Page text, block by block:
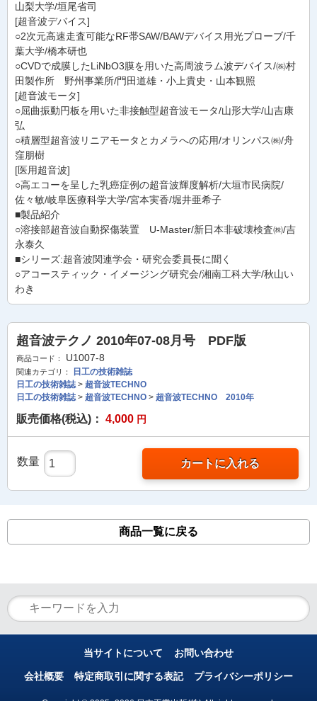
山梨大学/垣尾省司
[超音波デバイス]
○2次元高速走査可能なRF帯SAW/BAWデバイス用光プローブ/千
葉大学/橋本研也
○CVDで成膜したLiNbO3膜を用いた高周波ラム波デバイス/㈱村
田製作所 野州事業所/門田道雄・小上貴史・山本観照
[超音波モータ]
○屈曲振動円板を用いた非接触型超音波モータ/山形大学/山吉康
弘
○積層型超音波リニアモータとカメラへの応用/オリンパス㈱/舟
窪朋樹
[医用超音波]
○高エコーを呈した乳癌症例の超音波輝度解析/大垣市民病院/
佐々敏/岐阜医療科学大学/宮本実香/堀井亜希子
■製品紹介
○溶接部超音波自動探傷装置 U-Master/新日本非破壊検査㈱/吉
永泰久
■シリーズ:超音波関連学会・研究会委員長に聞く
○アコースティック・イメージング研究会/湘南工科大学/秋山い
わき
超音波テクノ 2010年07-08月号 PDF版
商品コード： U1007-8
関連カテゴリ：
日工の技術雑誌
日工の技術雑誌> 超音波TECHNO
日工の技術雑誌> 超音波TECHNO > 超音波TECHNO 2010年
販売価格(税込)： 4,000 円
数量 カートに入れる
商品一覧に戻る
当サイトについて お問い合わせ
会社概要 特定商取引に関する表記 プライバシーポリシー